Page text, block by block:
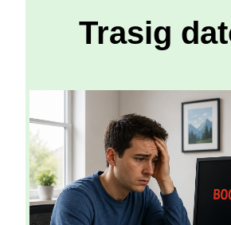
Trasig